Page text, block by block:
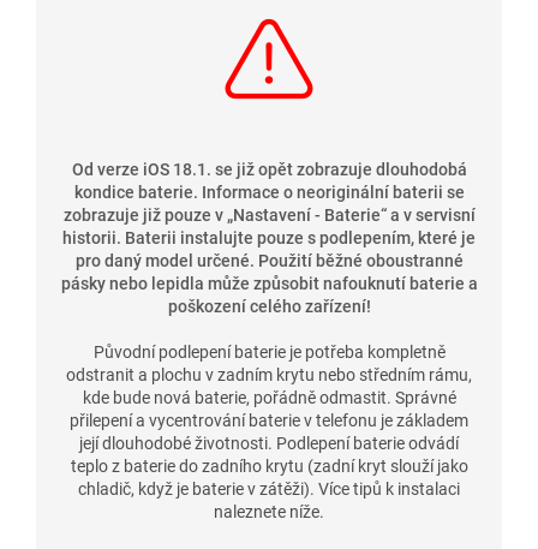
Od verze iOS 18.1. se již opět zobrazuje dlouhodobá
kondice baterie. Informace o neoriginální baterii se
zobrazuje již pouze v „Nastavení - Baterie“a v servisní
historii. Baterii instalujte pouze s podlepením, které je
pro daný model určené. Použití běžné oboustranné
pásky nebo lepidla může způsobit nafouknutí baterie a
poškození celého zařízení!
Původní podlepení baterie je potřeba kompletně
odstranit a plochu v zadním krytu nebo středním rámu,
kde bude nová baterie, pořádně odmastit. Správné
přilepení a vycentrování baterie v telefonu je základem
její dlouhodobé životnosti. Podlepení baterie odvádí
teplo z baterie do zadního krytu (zadní kryt slouží jako
chladič, když je baterie v zátěži). Více tipů k instalaci
naleznete níže.